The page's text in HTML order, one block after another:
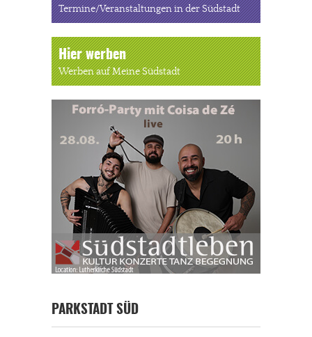
Termine/Veranstaltungen in der Südstadt
Hier werben
Werben auf Meine Südstadt
PARKSTADT SÜD